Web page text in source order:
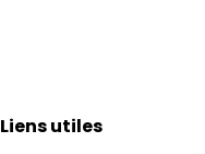
Liens utiles